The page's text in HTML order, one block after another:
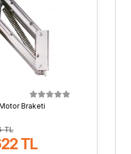
Braketi
TL
TL